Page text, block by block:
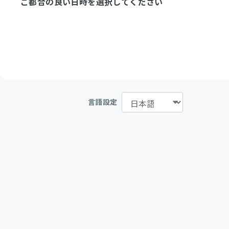
言語設定